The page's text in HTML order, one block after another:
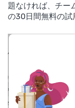
題なければ、チー
の30日間無料の試